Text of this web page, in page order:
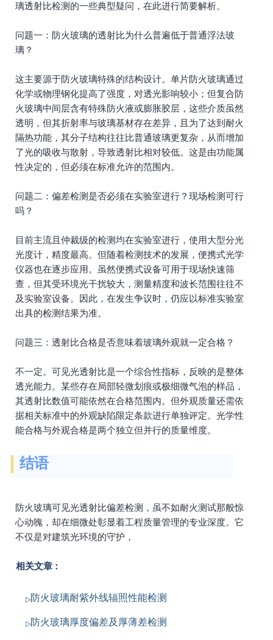
璃透射比检测的一些典型疑问，在此进行简要解析。
问题一：防火玻璃的透射比为什么普遍低于普通浮法玻
璃？
这主要源于防火玻璃特殊的结构设计。单片防火玻璃通过
化学或物理钢化提高了强度，对透光影响较小；但复合防
火玻璃中间层含有特殊防火液或膨胀胶层，这些介质虽然
透明，但其折射率与玻璃基材存在差异，且为了达到耐火
隔热功能，其分子结构往往比普通玻璃更复杂，从而增加
了光的吸收与散射，导致透射比相对较低。这是由功能属
性决定的，但必须在标准允许的范围内。
问题二：偏差检测是否必须在实验室进行？现场检测可行
吗？
目前主流且仲裁级的检测均在实验室进行，使用大型分光
光度计，精度最高。但随着检测技术的发展，便携式光学
仪器也在逐步应用。虽然便携式设备可用于现场快速筛
查，但其受环境光干扰较大，测量精度和波长范围往往不
及实验室设备。因此，在发生争议时，仍应以标准实验室
出具的检测结果为准。
问题三：透射比合格是否意味着玻璃外观就一定合格？
不一定。可见光透射比是一个综合性指标，反映的是整体
透光能力。某些存在局部轻微划痕或极细微气泡的样品，
其透射比数值可能依然在合格范围内。但外观质量还需依
据相关标准中的外观缺陷限定条款进行单独评定。光学性
能合格与外观合格是两个独立但并行的质量维度。
结语
防火玻璃可见光透射比偏差检测，虽不如耐火测试那般惊
心动魄，却在细微处彰显着工程质量管理的专业深度。它
不仅是对建筑光环境的守护，
相关文章：
防火玻璃耐紫外线辐照性能检测
防火玻璃厚度偏差及厚薄差检测